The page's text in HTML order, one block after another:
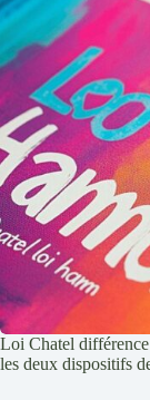
Loi Chatel
les deux dispositifs